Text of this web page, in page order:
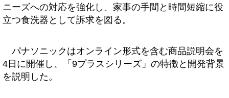
ニーズへの対応を強化し、家事の手間と時間短縮に役
立つ食洗器として訴求を図る。
パナソニックはオンライン形式を含む商品説明会を
4日に開催し、「9プラスシリーズ」の特徴と開発背景
を説明した。